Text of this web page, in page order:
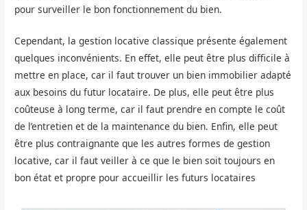
pour surveiller le bon fonctionnement du bien.
Cependant, la gestion locative classique présente également
quelques inconvénients. En effet, elle peut être plus difficile à
mettre en place, car il faut trouver un bien immobilier adapté
aux besoins du futur locataire. De plus, elle peut être plus
coûteuse à long terme, car il faut prendre en compte le coût
de l’entretien et de la maintenance du bien. Enfin, elle peut
être plus contraignante que les autres formes de gestion
locative, car il faut veiller à ce que le bien soit toujours en
bon état et propre pour accueillir les futurs locataires